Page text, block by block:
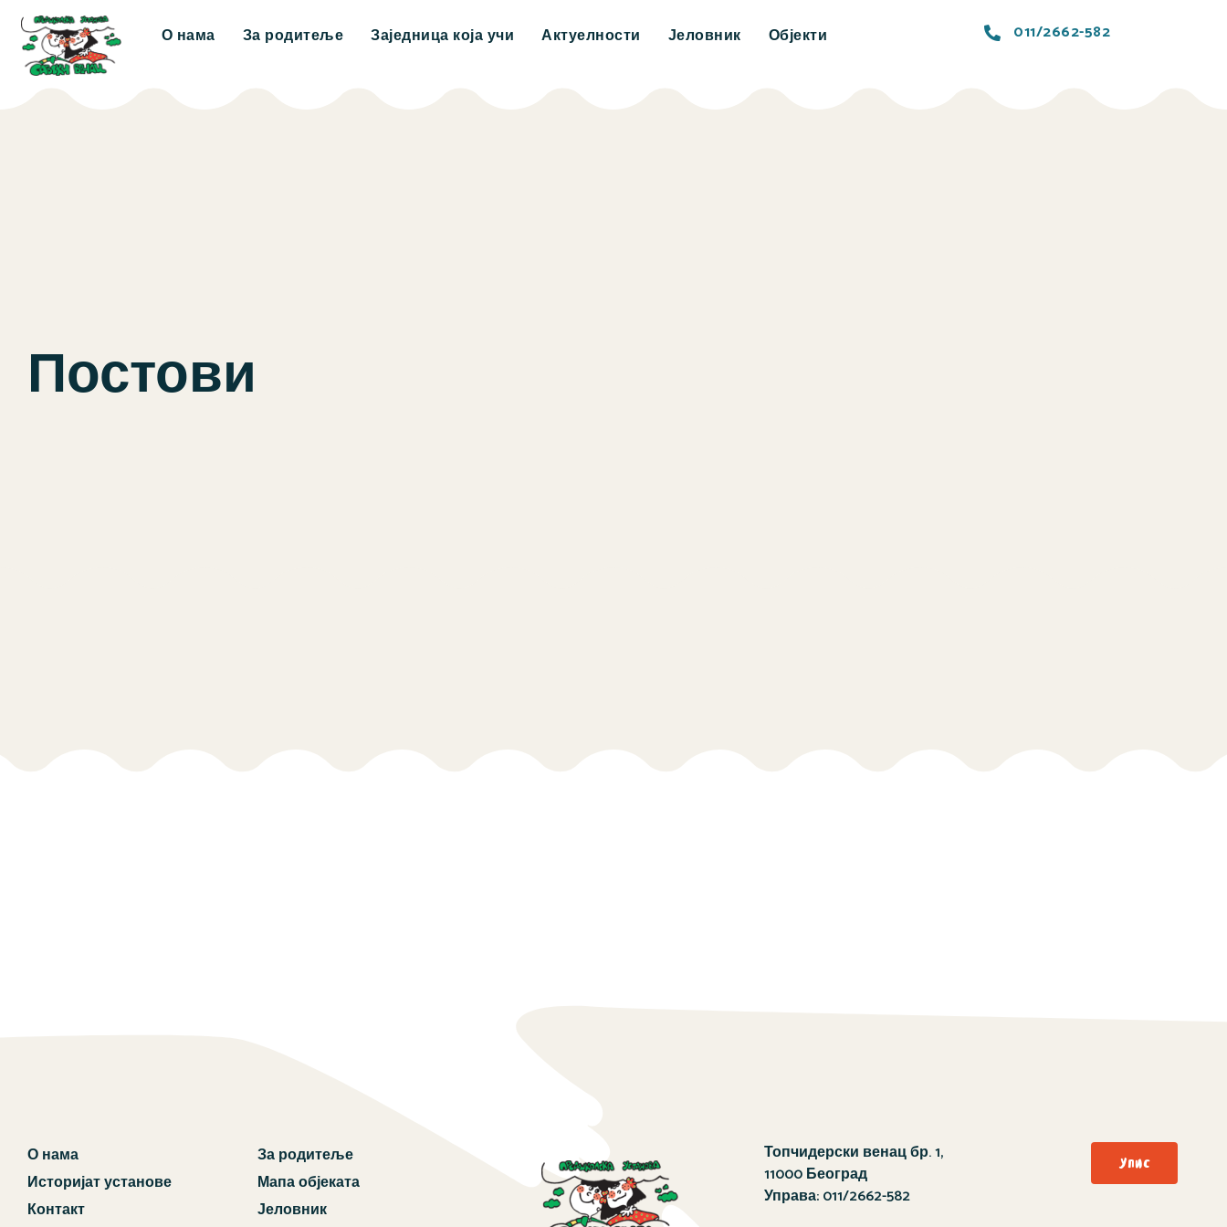
О нама За родитеље Заједница која учи Актуелности Јеловник Објекти 011/2662-582
Постови
О нама
Историјат установе
Контакт
За родитеље
Мапа објеката
Јеловник
Топчидерски венац бр. 1,
11000 Београд
Управа:011/2662-582
Упис